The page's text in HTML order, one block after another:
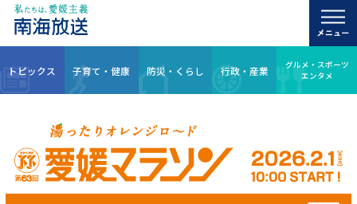
トピックス 子育て・健康 防災・くらし 行政・産業
グルメ・スポーツ
エンタメ